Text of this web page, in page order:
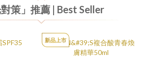
對策」推薦 | Best Seller
新品上市